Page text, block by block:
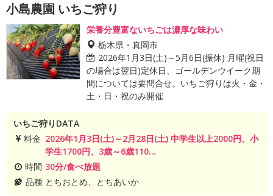
小島農園 いちご狩り
栄養分豊富ないちごは濃厚な味わい
栃木県・真岡市
2026年1月3日(土)～5月6日(振休) 月曜(祝日
の場合は翌日)定休日、ゴールデンウイーク期
間については要問合せ。いちご狩りは火・金・
土・日・祝のみ開催
いちご狩りDATA
料金 2026年1月3日(土)～2月28日(土) 中学生以上2000円、小
学生1700円、3歳～6歳110...
時間 30分/食べ放題
品種 とちおとめ、とちあいか